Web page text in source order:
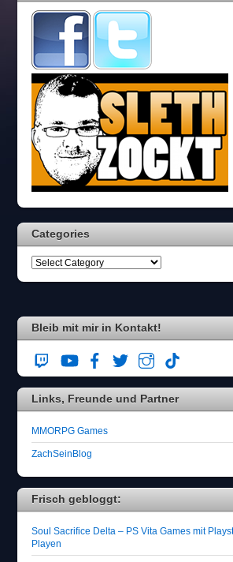
Categories
Bleib mit mir in Kontakt!
Links, Freunde und Partner
MMORPG Games
ZachSeinBlog
Frisch gebloggt:
Soul Sacrifice Delta – PS Vita Games mit
Playen